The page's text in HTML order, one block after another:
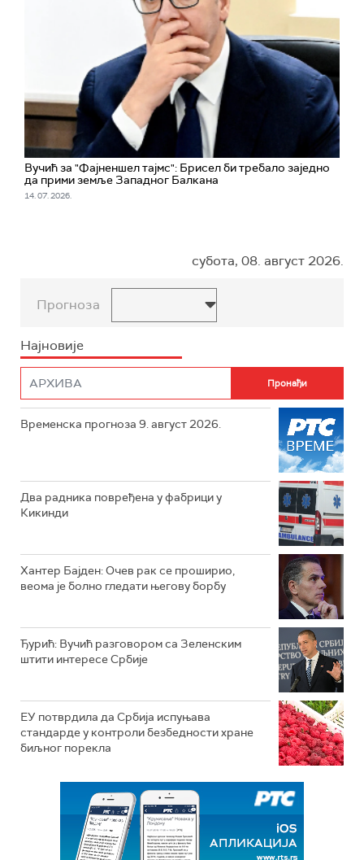
Вучић за "Фајненшел тајмс": Брисел би требало заједно
да прими земље Западног Балкана
14. 07. 2026.
субота, 08. август 2026.
Прогноза
Најновије
Временска прогноза 9. август 2026.
Два радника повређена у фабрици у
Кикинди
Хантер Бајден: Очев рак се проширио,
веома је болно гледати његову борбу
Ђурић: Вучић разговором са Зеленским
штити интересе Србије
ЕУ потврдила да Србија испуњава
стандарде у контроли безбедности хране
биљног порекла